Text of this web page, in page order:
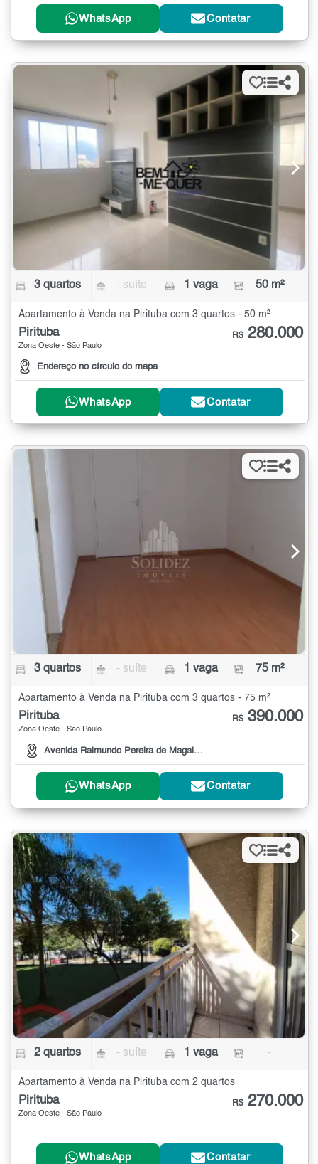
WhatsApp Contatar
3 quartos - suíte 1 vaga 50 m²
Apartamento à Venda na Pirituba com 3 quartos - 50 m²
Pirituba
Zona Oeste - São Paulo
Endereço no círculo do mapa
R$ 280.000
WhatsApp Contatar
3 quartos - suíte 1 vaga 75 m²
Apartamento à Venda na Pirituba com 3 quartos - 75 m²
Pirituba
Zona Oeste - São Paulo
Avenida Raimundo Pereira de Magalhães, 1720
R$ 390.000
WhatsApp Contatar
2 quartos - suíte 1 vaga -
Apartamento à Venda na Pirituba com 2 quartos
Pirituba
Zona Oeste - São Paulo
R$ 270.000
WhatsApp Contatar